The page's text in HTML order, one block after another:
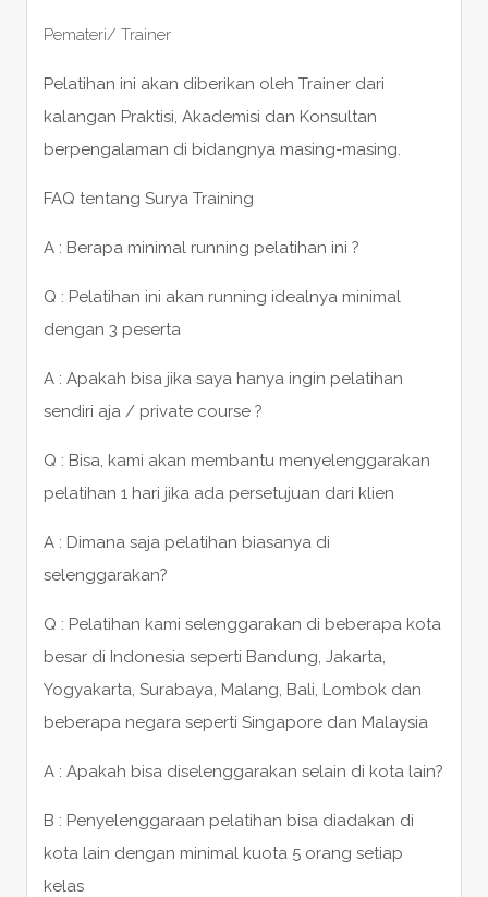
Pemateri/ Trainer
Pelatihan ini akan diberikan oleh Trainer dari
kalangan Praktisi, Akademisi dan Konsultan
berpengalaman di bidangnya masing-masing.
FAQ tentang Surya Training
A : Berapa minimal running pelatihan ini ?
Q : Pelatihan ini akan running idealnya minimal
dengan 3 peserta
A : Apakah bisa jika saya hanya ingin pelatihan
sendiri aja / private course ?
Q : Bisa, kami akan membantu menyelenggarakan
pelatihan 1 hari jika ada persetujuan dari klien
A : Dimana saja pelatihan biasanya di
selenggarakan?
Q : Pelatihan kami selenggarakan di beberapa kota
besar di Indonesia seperti Bandung, Jakarta,
Yogyakarta, Surabaya, Malang, Bali, Lombok dan
beberapa negara seperti Singapore dan Malaysia
A : Apakah bisa diselenggarakan selain di kota lain?
B : Penyelenggaraan pelatihan bisa diadakan di
kota lain dengan minimal kuota 5 orang setiap
kelas